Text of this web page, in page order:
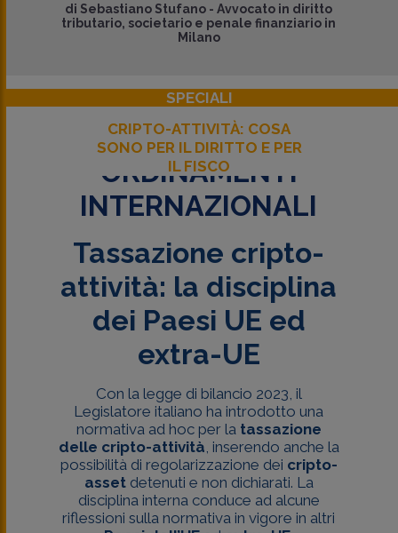
di Sebastiano Stufano -Avvocato in diritto
tributario, societario e penale finanziario in
Milano
SPECIALI
CRIPTO-ATTIVITÀ: COSA
SONO PER IL DIRITTO E PER
IL FISCO
ORDINAMENTI
INTERNAZIONALI
Tassazione cripto-
attività: la disciplina
dei Paesi UE ed
extra-UE
Con la legge di bilancio 2023, il
Legislatore italiano ha introdotto una
normativa ad hoc per la tassazione
delle cripto-attività , inserendo anche la
possibilità di regolarizzazione dei cripto-
assetdetenuti e non dichiarati. La
disciplina interna conduce ad alcune
riflessioni sulla normativa in vigore in altri